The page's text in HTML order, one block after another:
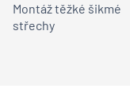
Montáž těžké šikmé
střechy